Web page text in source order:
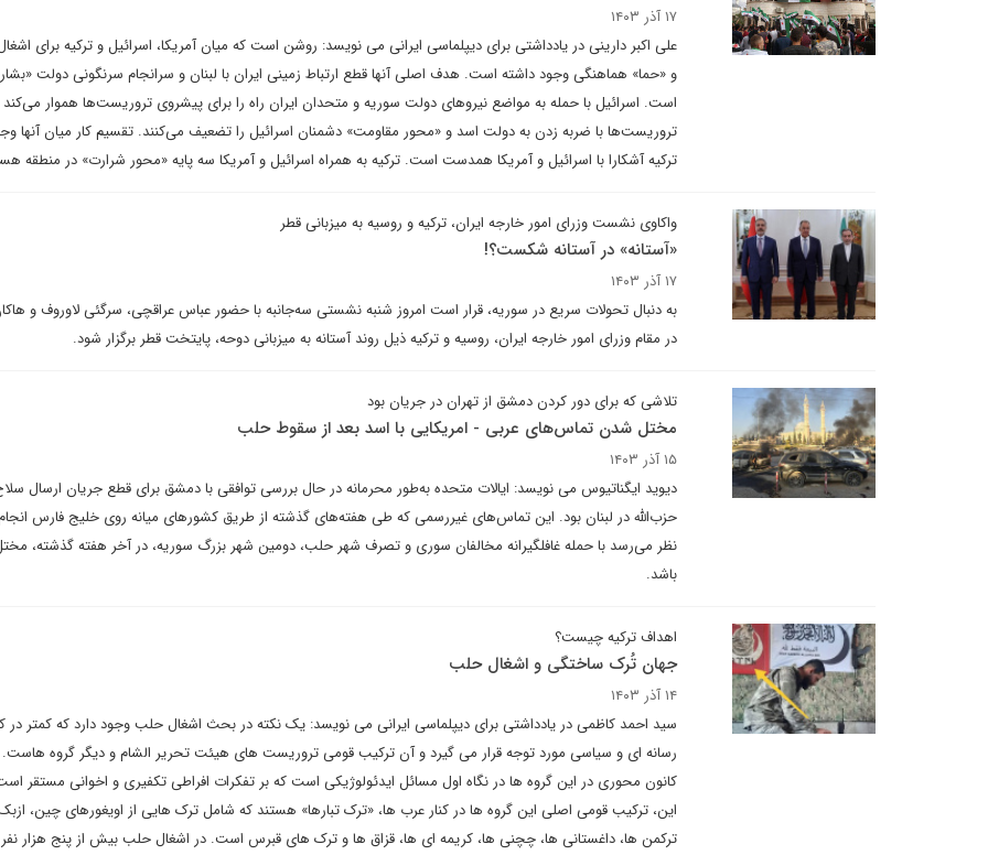
۱۷ آذر ۱۴۰۳
علی اکبر دارینی در یادداشتی برای دیپلماسی ایرانی می نویسد: روشن است که میان آمریکا، اسرائیل و ترکیه برای
و «حما» هماهنگی وجود داشته است. هدف اصلی آنها قطع ارتباط زمینی ایران با لبنان و سرانجام سرنگونی دولت
است. اسرائیل با حمله به مواضع نیروهای دولت سوریه و متحدان ایران راه را برای پیشروی تروریست‌ها هموار می‌کند
تروریست‌ها با ضربه زدن به دولت اسد و «محور مقاومت» دشمنان اسرائیل را تضعیف می‌کنند. تقسیم کار میان آنها
ترکیه آشکارا با اسرائیل و آمریکا همدست است. ترکیه به همراه اسرائیل و آمریکا سه پایه «محور شرارت» در منطقه
واکاوی نشست وزرای امور خارجه ایران، ترکیه و روسیه به میزبانی قطر
«آستانه» در آستانه شکست؟!
۱۷ آذر ۱۴۰۳
به دنبال تحولات سریع در سوریه، قرار است امروز شنبه نشستی سه‌جانبه با حضور عباس عراقچی، سرگئی لاوروف و
در مقام وزرای امور خارجه ایران، روسیه و ترکیه ذیل روند آستانه به میزبانی دوحه، پایتخت قطر برگزار شود.
تلاشی که برای دور کردن دمشق از تهران در جریان بود
مختل شدن تماس‌های عربی - امریکایی با اسد بعد از سقوط حلب
۱۵ آذر ۱۴۰۳
دیوید ایگناتیوس می نویسد: ایالات متحده به‌طور محرمانه در حال بررسی توافقی با دمشق برای قطع جریان ارسال
حزب‌الله در لبنان بود. این تماس‌های غیررسمی که طی هفته‌های گذشته از طریق کشورهای میانه روی خلیج فارس
نظر می‌رسد با حمله غافلگیرانه مخالفان سوری و تصرف شهر حلب، دومین شهر بزرگ سوریه، در آخر هفته گذشته،
باشد.
اهداف ترکیه چیست؟
جهان تُرک ساختگی و اشغال حلب
۱۴ آذر ۱۴۰۳
سید احمد کاظمی در یادداشتی برای دیپلماسی ایرانی می نویسد: یک نکته در بحث اشغال حلب وجود دارد که کمتر در
رسانه ای و سیاسی مورد توجه قرار می گیرد و آن ترکیب قومی تروریست های هیئت تحریر الشام و دیگر گروه هاست.
کانون محوری در این گروه ها در نگاه اول مسائل ایدئولوژیکی است که بر تفکرات افراطی تکفیری و اخوانی مستقر
این، ترکیب قومی اصلی این گروه ها در کنار عرب ها، «ترک تبارها» هستند که شامل ترک هایی از اویغورهای چین،
ترکمن ها، داغستانی ها، چچنی ها، کریمه ای ها، قزاق ها و ترک های قبرس است. در اشغال حلب بیش از پنج هزار نفر